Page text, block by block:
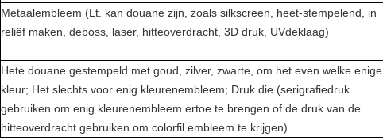
Metaalembleem (Lt. kan douane zijn, zoals silkscreen, heet-stempelend, in
reliëf maken, deboss, laser, hitteoverdracht, 3D druk, UVdeklaag)
Hete douane gestempeld met goud, zilver, zwarte, om het even welke enige
kleur; Het slechts voor enig kleurenembleem; Druk die (serigrafiedruk
gebruiken om enig kleurenembleem ertoe te brengen of de druk van de
hitteoverdracht gebruiken om colorfil embleem te krijgen)